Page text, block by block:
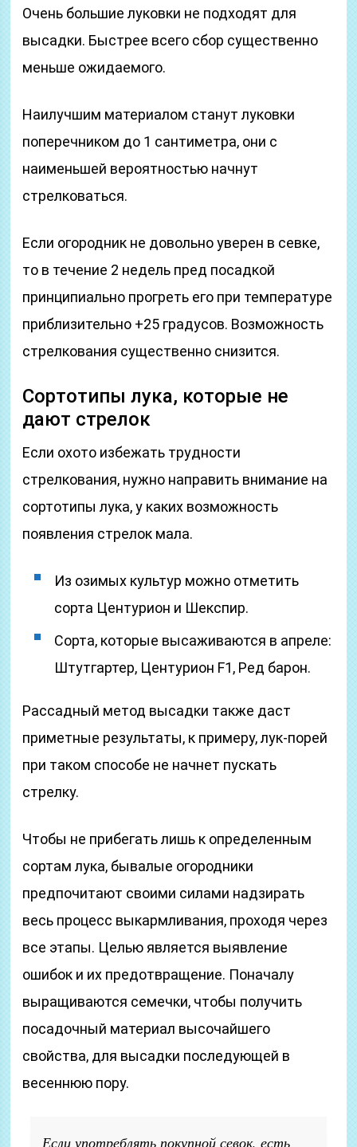
Очень большие луковки не подходят для
высадки. Быстрее всего сбор существенно
меньше ожидаемого.
Наилучшим материалом станут луковки
поперечником до 1 сантиметра, они с
наименьшей вероятностью начнут
стрелковаться.
Если огородник не довольно уверен в севке,
то в течение 2 недель пред посадкой
принципиально прогреть его при температуре
приблизительно +25 градусов. Возможность
стрелкования существенно снизится.
Сортотипы лука, которые не
дают стрелок
Если охото избежать трудности
стрелкования, нужно направить внимание на
сортотипы лука, у каких возможность
появления стрелок мала.
Из озимых культур можно отметить
сорта Центурион и Шекспир.
Сорта, которые высаживаются в апреле:
Штутгартер, Центурион F1, Ред барон.
Рассадный метод высадки также даст
приметные результаты, к примеру, лук-порей
при таком способе не начнет пускать
стрелку.
Чтобы не прибегать лишь к определенным
сортам лука, бывалые огородники
предпочитают своими силами надзирать
весь процесс выкармливания, проходя через
все этапы. Целью является выявление
ошибок и их предотвращение. Поначалу
выращиваются семечки, чтобы получить
посадочный материал высочайшего
свойства, для высадки последующей в
весеннюю пору.
Если употреблять покупной севок, есть